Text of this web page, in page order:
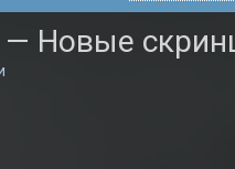
— Новые